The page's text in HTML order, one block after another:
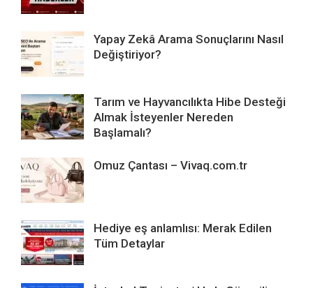
Yapay Zekâ Arama Sonuçlarını Nasıl
Değiştiriyor?
Tarım ve Hayvancılıkta Hibe Desteği
Almak İsteyenler Nereden
Başlamalı?
Omuz Çantası – Vivaq.com.tr
Hediye eş anlamlısı: Merak Edilen
Tüm Detaylar